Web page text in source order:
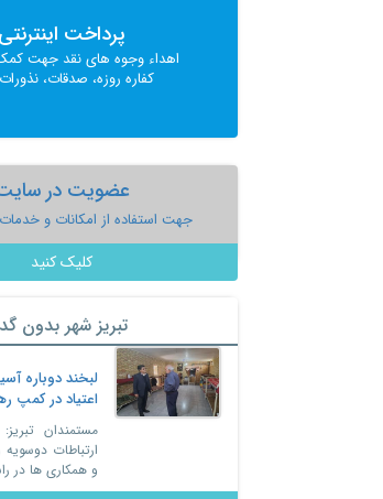
پرداخت اینترنتی
اهداء وجوه های نقد جهت کمک
کفاره روزه، صدقات،
عضویت در
جهت استفاده از امکانات و
کلیک کنید
تبریز شهر بدون
لبخند دوباره
اعتیاد در کمپ
مستمندان
ارتباطات
و همکاری ها در